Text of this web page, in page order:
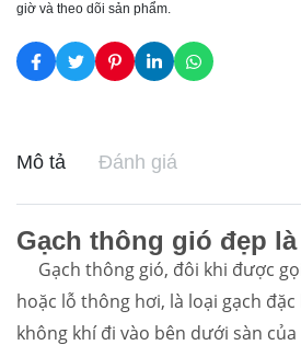
giờ và theo dõi sản phẩm.
Mô tả Đánh giá
Gạch thông gió đẹp
Gạch thông gió, đôi khi được
hoặc lỗ thông hơi, là loại gạch
không khí đi vào bên dưới sàn của